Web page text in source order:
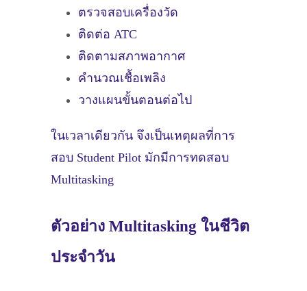
ตรวจสอบเครื่องวัด
ติดต่อ ATC
ติดตามสภาพอากาศ
คำนวณเชื้อเพลิง
วางแผนขั้นตอนต่อไป
ในเวลาเดียวกัน จึงเป็นเหตุผลที่การ
สอบ Student Pilot มักมีการทดสอบ
Multitasking
ตัวอย่าง Multitasking ในชีวิต
ประจำวัน